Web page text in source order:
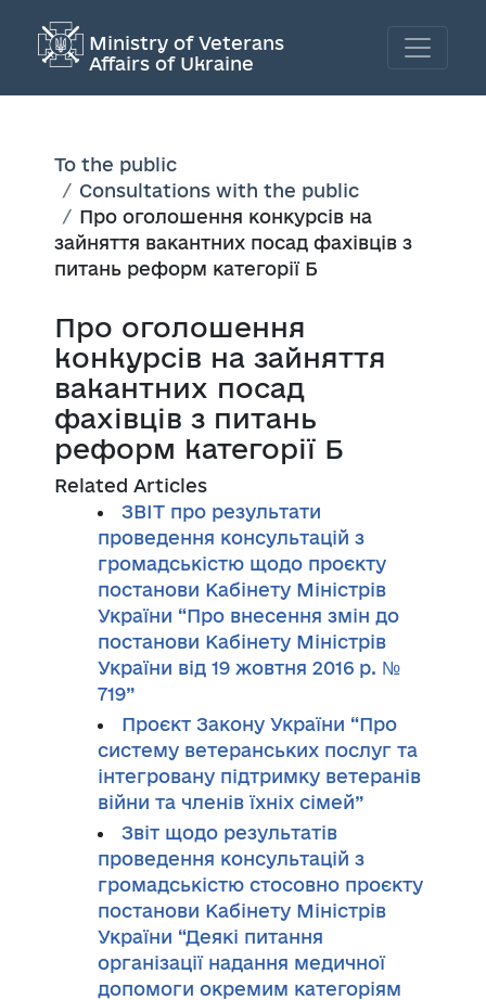
Ministry of Veterans
Affairs of Ukraine
To the public
Consultations with the public
Про оголошення конкурсів на
зайняття вакантних посад фахівців з
питань реформ категорії Б
Про оголошення
конкурсів на зайняття
вакантних посад
фахівців з питань
реформ категорії Б
Related Articles
ЗВІТ про результати
проведення консультацій з
громадськістю щодо проєкту
постанови Кабінету Міністрів
України “Про внесення змін до
постанови Кабінету Міністрів
України від 19 жовтня 2016 р. №
719”
Проєкт Закону України “Про
систему ветеранських послуг та
інтегровану підтримку ветеранів
війни та членів їхніх сімей”
Звіт щодо результатів
проведення консультацій з
громадськістю стосовно проєкту
постанови Кабінету Міністрів
України “Деякі питання
організації надання медичної
допомоги окремим категоріям